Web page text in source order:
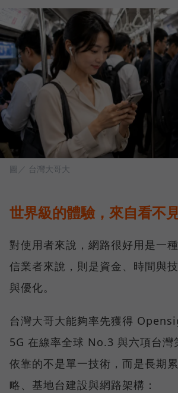
圖／ 台灣大哥大
世界級的體驗，來自看不
對使用者來說，網路很好用是一
信業者來說，則是資金、時間與
與優化。
台灣大哥大能夠率先獲得
5G 在線率全球 No.3 與六項台灣
依靠的不是單一技術，而是長期
略、基地台建設與網路架構：